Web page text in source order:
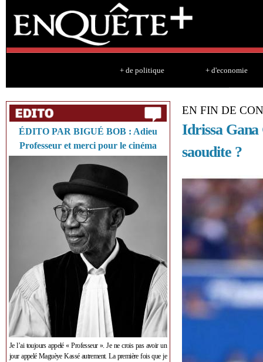
+ de politique + d'economie
ÉDITO PAR BIGUÉ BOB : Adieu
Professeur et merci pour le cinéma
Je l’ai toujours appelé « Professeur ». Je ne crois pas avoir un
jour appelé Maguèye Kassé autrement. La première fois que je
EN FIN DE
Idrissa
saoudite ?